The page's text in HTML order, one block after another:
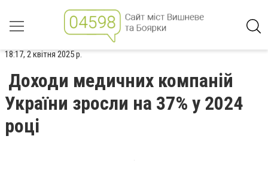
18:17, 2 квітня 2025 р.
Доходи медичних компаній
України зросли на 37% у 2024
році